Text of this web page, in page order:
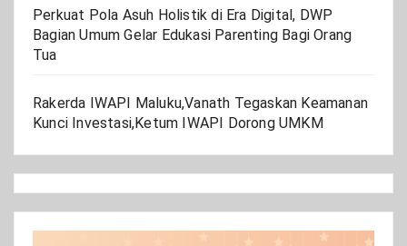
Perkuat Pola Asuh Holistik di Era Digital, DWP
Bagian Umum Gelar Edukasi Parenting Bagi Orang
Tua
Rakerda IWAPI Maluku,Vanath Tegaskan Keamanan
Kunci Investasi,Ketum IWAPI Dorong UMKM